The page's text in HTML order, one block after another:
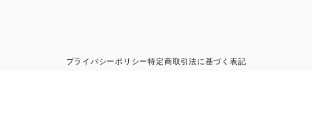
プライバシーポリシー特定商取引法に基づく表記